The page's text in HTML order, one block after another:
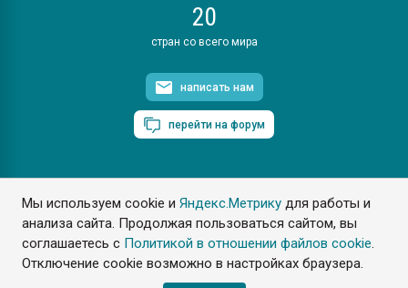
Мы используем cookie иЯндекс.Метрику для работы и
анализа сайта. Продолжая пользоваться сайтом, вы
соглашаетесь с Политикой в отношении файлов cookie.
Отключение cookie возможно в настройках браузера.
20
стран со всего мира
написать нам
перейти на форум
ПластЭксперт © 2006. Все права защищены
Разрешается копирование материалов сайта с обязательной
ссылкой на www.e-plastic.ru
Разработка сайта